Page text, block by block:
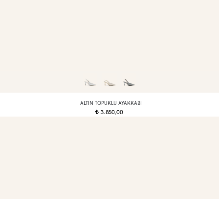
ALTIN TOPUKLU AYAKKABI
t3.850,00